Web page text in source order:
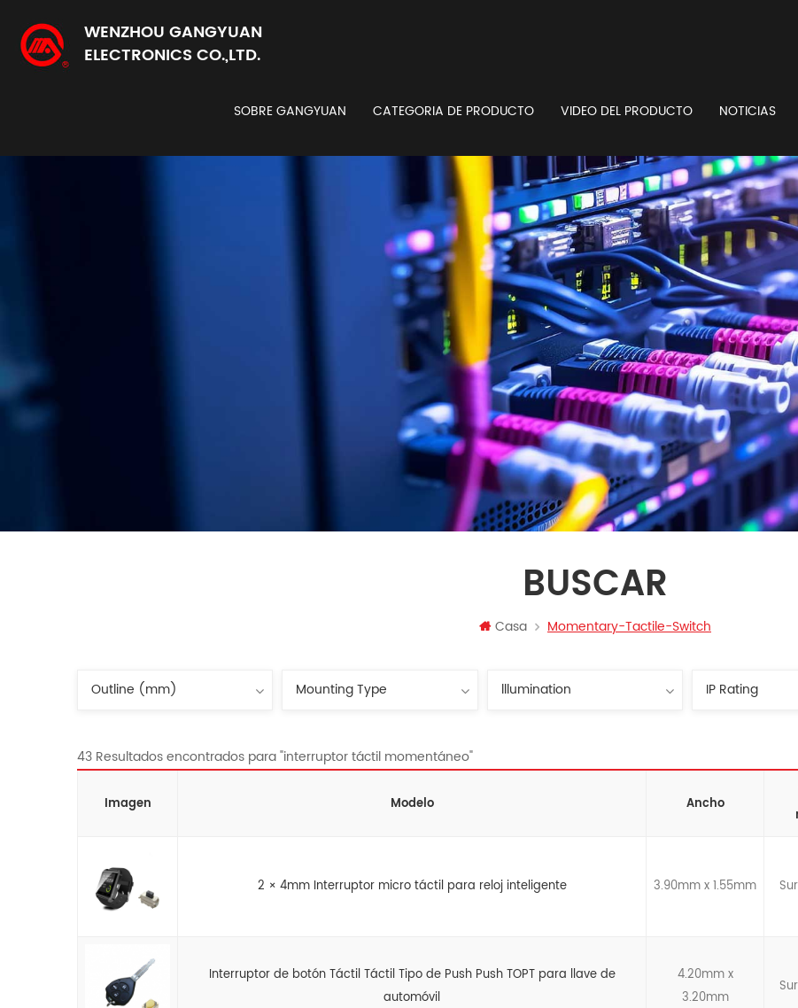
WENZHOU GANGYUAN
ELECTRONICS CO.,LTD.
SOBRE GANGYUAN CATEGORIA DE PRODUCTO VIDEO DEL PRODUCTO NOTICIAS
BUSCAR
Casa Momentary-Tactile-Switch
43 Resultados encontrados para "interruptor táctil momentáneo"
Imagen Modelo Ancho
2 × 4mm Interruptor micro táctil para reloj inteligente 3.90mm x 1.55mm
Interruptor de botón Táctil Táctil Tipo de Push Push TOPT para llave de
automóvil
4.20mm x
3.20mm